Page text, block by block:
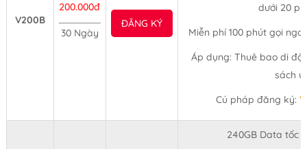
V200B
200.000đ
30 Ngày
ĐĂNG KÝ
dưới 20
Miễn phí 100 phút gọi
Áp dụng: Thuê bao di
sách
Cú pháp đăng ký:
240GB Data tốc